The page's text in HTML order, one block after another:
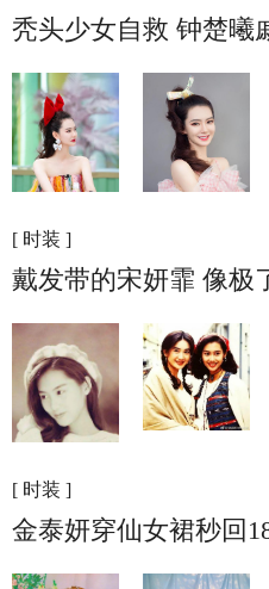
秃头少女自救 钟楚曦
[ 时装 ]
戴发带的宋妍霏 像极
[ 时装 ]
金泰妍穿仙女裙秒回